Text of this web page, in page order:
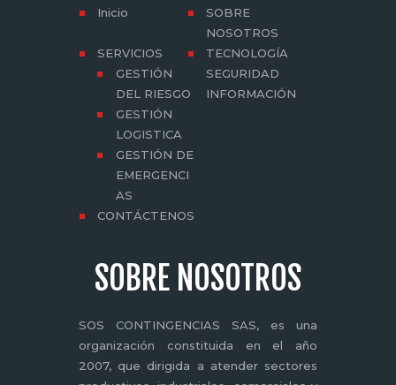
Inicio
SOBRE
NOSOTROS
SERVICIOS
GESTIÓN
DEL RIESGO
GESTIÓN
LOGISTICA
GESTIÓN DE
EMERGENCI
AS
TECNOLOGÍA
SEGURIDAD
INFORMACIÓN
CONTÁCTENOS
SOBRE NOSOTROS
SOS CONTINGENCIAS SAS, es una
organización constituida en el año
2007, que dirigida a atender sectores